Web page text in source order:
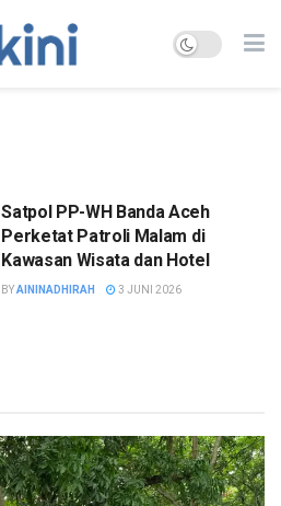
Satpol PP-WH Banda Aceh
Perketat Patroli Malam di
Kawasan Wisata dan Hotel
BYAININADHIRAH 3 JUNI 2026